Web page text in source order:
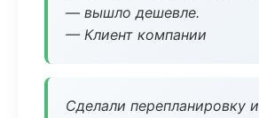
— вышло дешевле.
— Клиент компании
Сделали перепланировку и